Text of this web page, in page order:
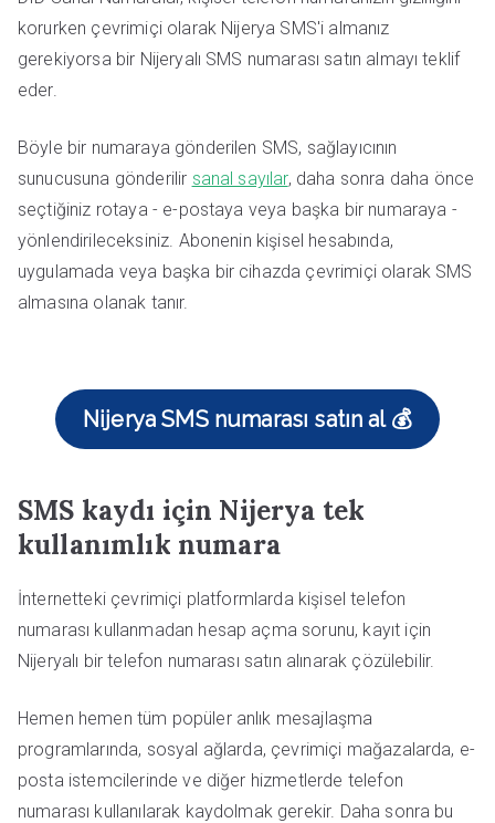
korurken çevrimiçi olarak Nijerya SMS'i almanız
gerekiyorsa bir Nijeryalı SMS numarası satın almayı teklif
eder.
Böyle bir numaraya gönderilen SMS, sağlayıcının
sunucusuna gönderilir sanal sayılar, daha sonra daha önce
seçtiğiniz rotaya - e-postaya veya başka bir numaraya -
yönlendirileceksiniz. Abonenin kişisel hesabında,
uygulamada veya başka bir cihazda çevrimiçi olarak SMS
almasına olanak tanır.
Nijerya SMS numarası satın al 💰
SMS kaydı için Nijerya tek
kullanımlık numara
İnternetteki çevrimiçi platformlarda kişisel telefon
numarası kullanmadan hesap açma sorunu, kayıt için
Nijeryalı bir telefon numarası satın alınarak çözülebilir.
Hemen hemen tüm popüler anlık mesajlaşma
programlarında, sosyal ağlarda, çevrimiçi mağazalarda, e-
posta istemcilerinde ve diğer hizmetlerde telefon
numarası kullanılarak kaydolmak gerekir. Daha sonra bu